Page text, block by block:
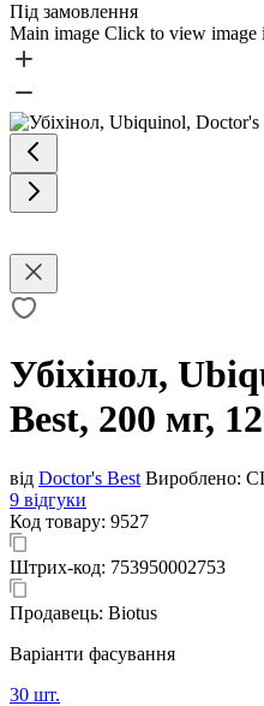
Під замовлення
Main image Click to view image
Убіхінол,
Best, 200 мг,
від Doctor's Best Вироблено:
9 відгуки
Код товару: 9527
Штрих-код: 753950002753
Продавець: Biotus
Варіанти фасування
30 шт.